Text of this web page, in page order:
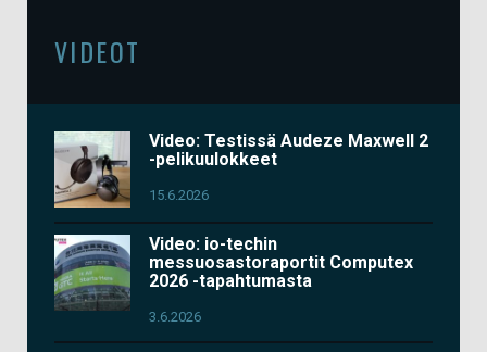
VIDEOT
Video: Testissä Audeze Maxwell 2
-pelikuulokkeet
15.6.2026
Video: io-techin
messuosastoraportit Computex
2026 -tapahtumasta
3.6.2026